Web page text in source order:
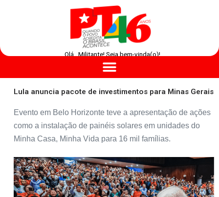
Olá , Militante! Seja bem-vinda(o)!
Lula anuncia pacote de investimentos para Minas Gerais
Evento em Belo Horizonte teve a apresentação de ações
como a instalação de painéis solares em unidades do
Minha Casa, Minha Vida para 16 mil famílias.